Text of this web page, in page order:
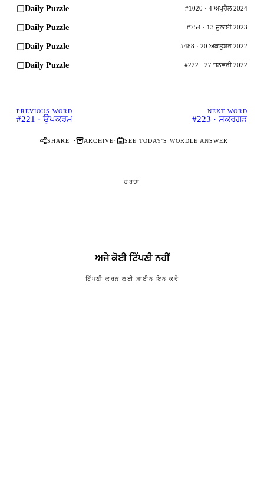
Daily Puzzle #1020 · 4 ਅਪ੍ਰੈਲ 2024
Daily Puzzle #754 · 13 ਜੁਲਾਈ 2023
Daily Puzzle #488 · 20 ਅਕਤੂਬਰ 2022
Daily Puzzle #222 · 27 ਜਨਵਰੀ 2022
PREVIOUS WORD
#221 · ਉਪਕਰਮ
NEXT WORD
#223 · ਸਕਰਗੜ
SHARE · ARCHIVE· SEE TODAY'S WORDLE ANSWER
ਚਰਚਾ
ਅਜੇ ਕੋਈ ਟਿੱਪਣੀ ਨਹੀਂ
ਟਿੱਪਣੀ ਕਰਨ ਲਈ ਸਾਈਨ ਇਨ ਕਰੋ